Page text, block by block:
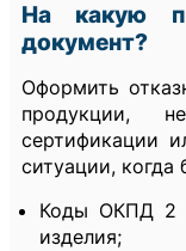
На какую
документ?
Оформить
продукции,
сертификации
ситуации, когда
Коды ОКПД 2
изделия;